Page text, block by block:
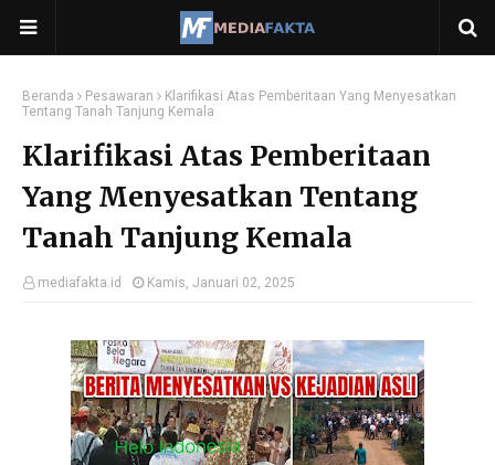
Beranda Pesawaran
Klarifikasi Atas Pemberitaan Yang Menyesatkan
Tentang Tanah Tanjung Kemala
Klarifikasi Atas Pemberitaan
Yang Menyesatkan Tentang
Tanah Tanjung Kemala
mediafakta.id Kamis, Januari 02, 2025